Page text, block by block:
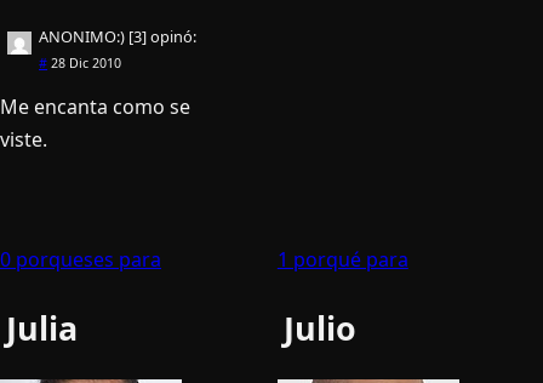
ANONIMO:) [3]opinó:
# 28 Dic 2010
Me encanta como se
viste.
0 porqueses para
Julia
1 porqué para
Julio